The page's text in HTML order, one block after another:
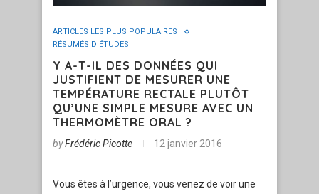
ARTICLES LES PLUS POPULAIRES
RÉSUMÉS D'ÉTUDES
Y A-T-IL DES DONNÉES QUI
JUSTIFIENT DE MESURER UNE
TEMPÉRATURE RECTALE PLUTÔT
QU’UNE SIMPLE MESURE AVEC UN
THERMOMÈTRE ORAL ?
byFrédéric Picotte 12 janvier 2016
Vous êtes à l’urgence, vous venez de voir une